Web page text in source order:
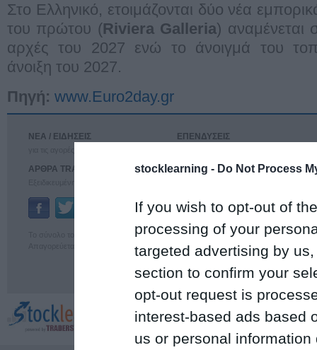
stocklearning - Do Not Process
If you wish to opt-out of
processing of your
targeted advertising by
section to confirm your
opt-out request is
interest-based ads based
us or personal
Στο Ελληνικό, ετοιμάζονται δύο νέα
του πρώτου (Riviera Galleria) αναμένεται
αρχές του 2027 ενώ το άνοιγμά του
άνοιξη του 2027.
Πηγή: www.Euro2day.gr
ΝΕΑ / ΕΙΔΗΣΕΙΣ
ΑΡΘΡΑ TRADERS'
ΕΠΕΝΔΥΣΕΙΣ
ΤΕΧΝΙΚΗ ΑΝΑΛΥΣΗ
Ταυτότητα Επικοινωνία
Το σύνολο του περιεχομένου και των υπηρεσιών του euro2day διατίθεται στους
Απαγορεύεται η χρήση και η επαναδημοσίευσή του χωρίς τη γραπτή άδεια του